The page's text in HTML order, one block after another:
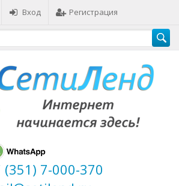
Вход Регистрация
(351) 7-000-370